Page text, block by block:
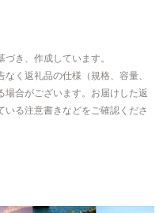
き、作成しています。
く返礼品の仕様（規格、容量、
場合がございます。お届けした返
る注意書きなどをご確認くださ